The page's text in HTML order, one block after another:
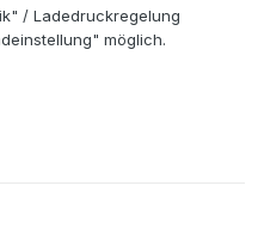
/ Ladedruckregelung
möglich.